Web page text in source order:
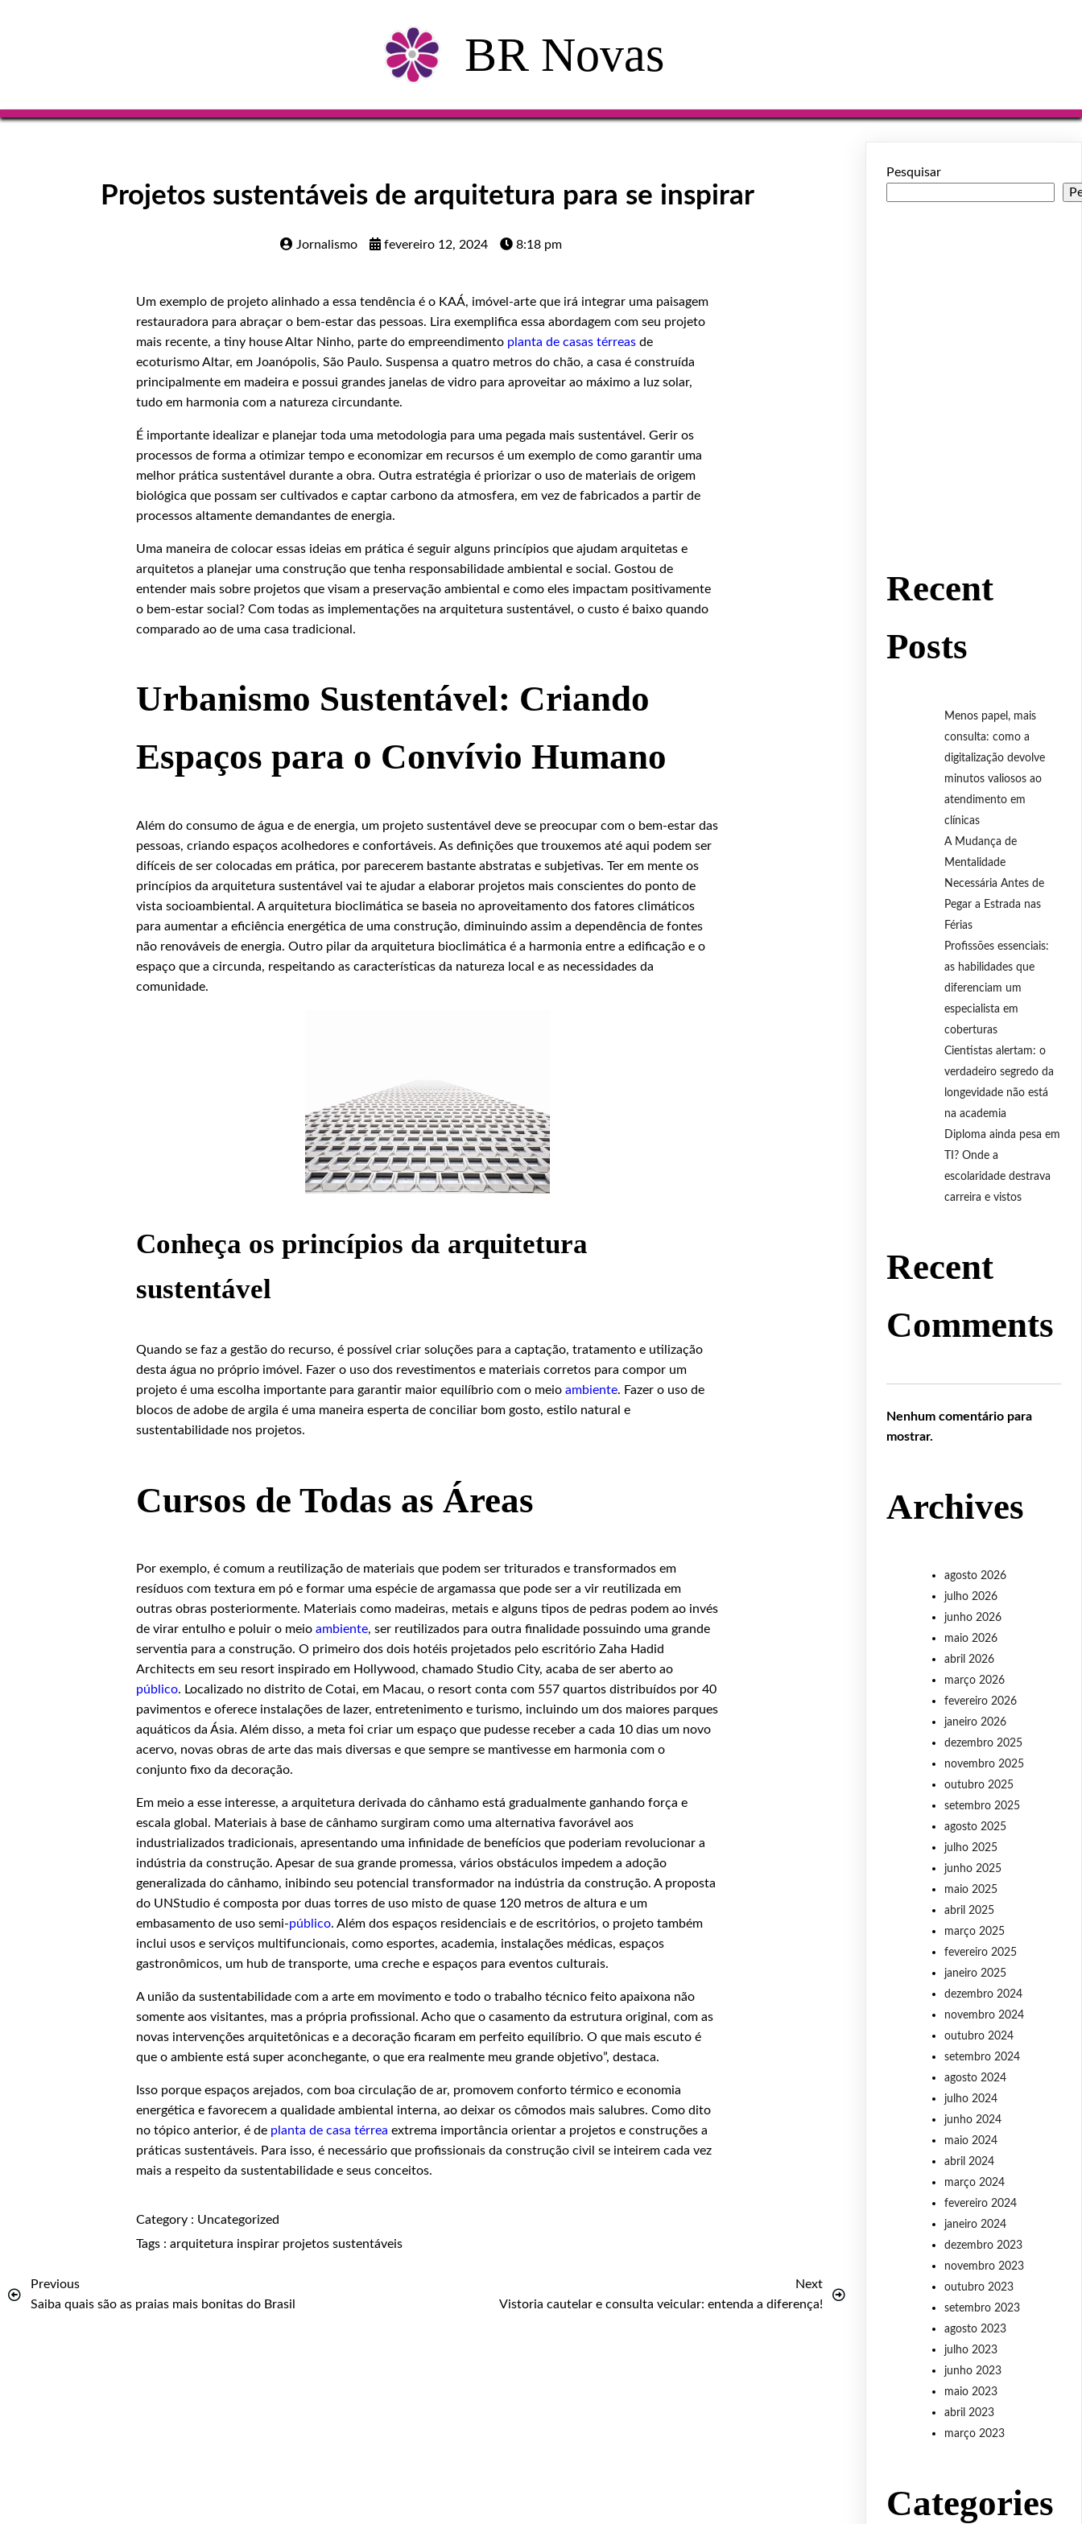
BR Novas
Projetos sustentáveis de arquitetura para se inspirar
Jornalismo fevereiro 12, 2024 8:18 pm
Um exemplo de projeto alinhado a essa tendência é o KAÁ, imóvel-arte que irá integrar uma paisagem
restauradora para abraçar o bem-estar das pessoas. Lira exemplifica essa abordagem com seu projeto
mais recente, a tiny house Altar Ninho, parte do empreendimento planta de casas térreas de
ecoturismo Altar, em Joanópolis, São Paulo. Suspensa a quatro metros do chão, a casa é construída
principalmente em madeira e possui grandes janelas de vidro para aproveitar ao máximo a luz solar,
tudo em harmonia com a natureza circundante.
É importante idealizar e planejar toda uma metodologia para uma pegada mais sustentável. Gerir os
processos de forma a otimizar tempo e economizar em recursos é um exemplo de como garantir uma
melhor prática sustentável durante a obra. Outra estratégia é priorizar o uso de materiais de origem
biológica que possam ser cultivados e captar carbono da atmosfera, em vez de fabricados a partir de
processos altamente demandantes de energia.
Uma maneira de colocar essas ideias em prática é seguir alguns princípios que ajudam arquitetas e
arquitetos a planejar uma construção que tenha responsabilidade ambiental e social. Gostou de
entender mais sobre projetos que visam a preservação ambiental e como eles impactam positivamente
o bem-estar social? Com todas as implementações na arquitetura sustentável, o custo é baixo quando
comparado ao de uma casa tradicional.
Urbanismo Sustentável: Criando
Espaços para o Convívio Humano
Além do consumo de água e de energia, um projeto sustentável deve se preocupar com o bem-estar das
pessoas, criando espaços acolhedores e confortáveis. As definições que trouxemos até aqui podem ser
difíceis de ser colocadas em prática, por parecerem bastante abstratas e subjetivas. Ter em mente os
princípios da arquitetura sustentável vai te ajudar a elaborar projetos mais conscientes do ponto de
vista socioambiental. A arquitetura bioclimática se baseia no aproveitamento dos fatores climáticos
para aumentar a eficiência energética de uma construção, diminuindo assim a dependência de fontes
não renováveis de energia. Outro pilar da arquitetura bioclimática é a harmonia entre a edificação e o
espaço que a circunda, respeitando as características da natureza local e as necessidades da
comunidade.
Conheça os princípios da arquitetura
sustentável
Quando se faz a gestão do recurso, é possível criar soluções para a captação, tratamento e utilização
desta água no próprio imóvel. Fazer o uso dos revestimentos e materiais corretos para compor um
projeto é uma escolha importante para garantir maior equilíbrio com o meioambiente. Fazer o uso de
blocos de adobe de argila é uma maneira esperta de conciliar bom gosto, estilo natural e
sustentabilidade nos projetos.
Cursos de Todas as Áreas
Por exemplo, é comum a reutilização de materiais que podem ser triturados e transformados em
resíduos com textura em pó e formar uma espécie de argamassa que pode ser a vir reutilizada em
outras obras posteriormente. Materiais como madeiras, metais e alguns tipos de pedras podem ao invés
de virar entulho e poluir o meioambiente, ser reutilizados para outra finalidade possuindo uma grande
serventia para a construção. O primeiro dos dois hotéis projetados pelo escritório Zaha Hadid
Architects em seu resort inspirado em Hollywood, chamado Studio City, acaba de ser aberto ao
público. Localizado no distrito de Cotai, em Macau, o resort conta com 557 quartos distribuídos por 40
pavimentos e oferece instalações de lazer, entretenimento e turismo, incluindo um dos maiores parques
aquáticos da Ásia. Além disso, a meta foi criar um espaço que pudesse receber a cada 10 dias um novo
acervo, novas obras de arte das mais diversas e que sempre se mantivesse em harmonia com o
conjunto fixo da decoração.
Em meio a esse interesse, a arquitetura derivada do cânhamo está gradualmente ganhando força e
escala global. Materiais à base de cânhamo surgiram como uma alternativa favorável aos
industrializados tradicionais, apresentando uma infinidade de benefícios que poderiam revolucionar a
indústria da construção. Apesar de sua grande promessa, vários obstáculos impedem a adoção
generalizada do cânhamo, inibindo seu potencial transformador na indústria da construção. A proposta
do UNStudio é composta por duas torres de uso misto de quase 120 metros de altura e um
embasamento de uso semi-público. Além dos espaços residenciais e de escritórios, o projeto também
inclui usos e serviços multifuncionais, como esportes, academia, instalações médicas, espaços
gastronômicos, um hub de transporte, uma creche e espaços para eventos culturais.
A união da sustentabilidade com a arte em movimento e todo o trabalho técnico feito apaixona não
somente aos visitantes, mas a própria profissional. Acho que o casamento da estrutura original, com as
novas intervenções arquitetônicas e a decoração ficaram em perfeito equilíbrio. O que mais escuto é
que o ambiente está super aconchegante, o que era realmente meu grande objetivo”, destaca.
Isso porque espaços arejados, com boa circulação de ar, promovem conforto térmico e economia
energética e favorecem a qualidade ambiental interna, ao deixar os cômodos mais salubres. Como dito
no tópico anterior, é de planta de casa térrea extrema importância orientar a projetos e construções a
práticas sustentáveis. Para isso, é necessário que profissionais da construção civil se inteirem cada vez
mais a respeito da sustentabilidade e seus conceitos.
Category : Uncategorized
Tags : arquitetura inspirar projetossustentáveis
Previous
Saiba quais são as praias mais bonitas do Brasil
Next
Vistoria cautelar e consulta veicular: entenda a diferença!
Pesquisar
Recent
Posts
Menos papel, mais
consulta: como a
digitalização devolve
minutos valiosos ao
atendimento em
clínicas
A Mudança de
Mentalidade
Necessária Antes de
Pegar a Estrada nas
Férias
Profissões essenciais:
as habilidades que
diferenciam um
especialista em
coberturas
Cientistas alertam: o
verdadeiro segredo da
longevidade não está
na academia
Diploma ainda pesa em
TI? Onde a
escolaridade destrava
carreira e vistos
Recent
Comments
Nenhum comentário para
mostrar.
Archives
agosto 2026
julho 2026
junho 2026
maio 2026
abril 2026
março 2026
fevereiro 2026
janeiro 2026
dezembro 2025
novembro 2025
outubro 2025
setembro 2025
agosto 2025
julho 2025
junho 2025
maio 2025
abril 2025
março 2025
fevereiro 2025
janeiro 2025
dezembro 2024
novembro 2024
outubro 2024
setembro 2024
agosto 2024
julho 2024
junho 2024
maio 2024
abril 2024
março 2024
fevereiro 2024
janeiro 2024
dezembro 2023
novembro 2023
outubro 2023
setembro 2023
agosto 2023
julho 2023
junho 2023
maio 2023
abril 2023
março 2023
Categories